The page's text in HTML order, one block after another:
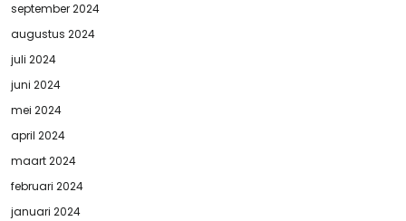
september 2024
augustus 2024
juli 2024
juni 2024
mei 2024
april 2024
maart 2024
februari 2024
januari 2024